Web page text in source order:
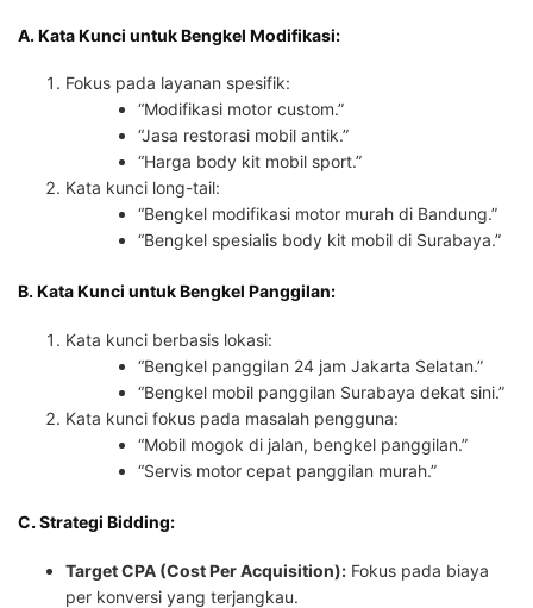
A. Kata Kunci untuk Bengkel Modifikasi:
Fokus pada layanan spesifik:
“Modifikasi motor custom.”
“Jasa restorasi mobil antik.”
“Harga body kit mobil sport.”
Kata kunci long-tail:
“Bengkel modifikasi motor murah di Bandung.”
“Bengkel spesialis body kit mobil di Surabaya.”
B. Kata Kunci untuk Bengkel Panggilan:
Kata kunci berbasis lokasi:
“Bengkel panggilan 24 jam Jakarta Selatan.”
“Bengkel mobil panggilan Surabaya dekat sini.”
Kata kunci fokus pada masalah pengguna:
“Mobil mogok di jalan, bengkel panggilan.”
“Servis motor cepat panggilan murah.”
C. Strategi Bidding:
Target CPA (Cost Per Acquisition): Fokus pada biaya
per konversi yang terjangkau.